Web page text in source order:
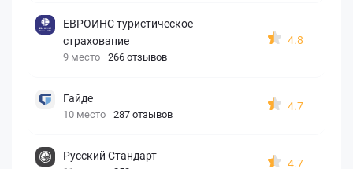
ЕВРОИНС туристическое
страхование
9 место 266 отзывов
4.8
Гайде
10 место 287 отзывов
4.7
Русский Стандарт
4.7